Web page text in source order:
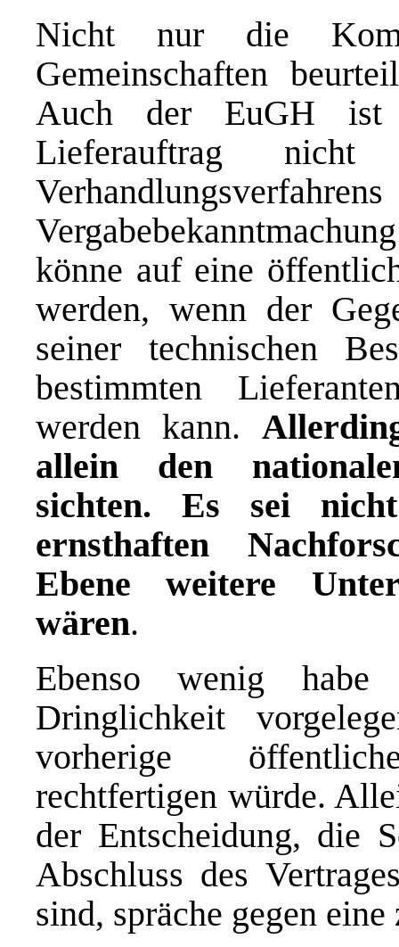
Nicht nur die
Gemeinschaften
Auch der EuGH ist
Lieferauftrag
könne auf eine
werden, wenn der
seiner technischen
bestimmten
werden kann.
allein den
sichten. Es sei
ernsthaften
Ebene weitere
wären.
Ebenso wenig
Dringlichkeit
vorherige
rechtfertigen würde.
der Entscheidung, die
Abschluss des
sind, spräche gegen